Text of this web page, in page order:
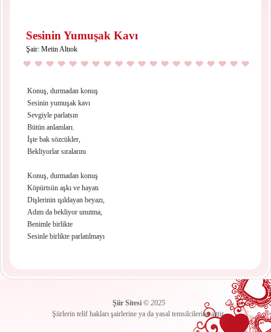
Sesinin Yumuşak Kavı
Şair: Metin Altıok
Konuş, durmadan konuş
Sesinin yumuşak kavı
Sevgiyle parlatsın
Bütün anlamları.
İşte bak sözcükler,
Bekliyorlar sıralarını
Konuş, durmadan konuş
Köpürtsün aşkı ve hayatı
Dişlerinin ışıldayan beyazı,
Adım da bekliyor unutma,
Benimle birlikte
Sesinle birlikte parlatılmayı
Şiir Sitesi© 2025
Şiirlerin telif hakları şairlerine ya da yasal temsilcilerine aittir.